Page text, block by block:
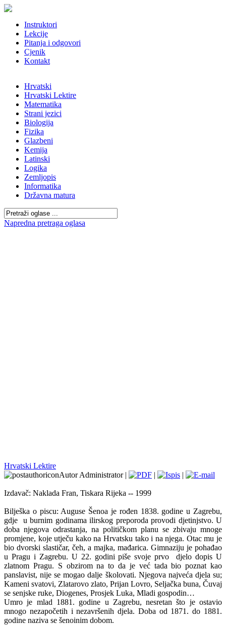
Instruktori
Lekcije
Pitanja i odgovori
Cjenik
Kontakt
Hrvatski
Hrvatski Lektire
Matematika
Strani jezici
Biologija
Fizika
Glazbeni
Kemija
Latinski
Logika
Zemljopis
Informatika
Državna matura
Napredna pretraga oglasa
Hrvatski Lektire
Autor Administrator |
| |
Izdavač: Naklada Fran, Tiskara Rijeka -- 1999
Bilješka o piscu: Auguse Šenoa je rođen 1838. godine u Zagrebu,
gdje
u burnim godinama ilirskog preporoda provodi djetinjstvo. U
doba njegova odrastanja, na političkom planu se zbivaju mnoge
promjene, koje utječu kako na Hrvatsku tako i na njega. Otac mu je
bio dvorski slastičar, čeh, a majka, mađarica. Gimnaziju je pohađao
u Pragu i Zagrebu. U 22. godini piše svoje prvo
djelo dopis U
zlatnom Pragu. S obzirom na to da je već tada bio poznat kao
panslavist, nije se mogao dalje školovati. Njegova najveća djela su;
Kameni svatovi, Zlatarovo zlato, Prijan Lovro, Seljačka buna, Čuvaj
se senjske ruke, Diogenes, Prosjek Luka, Mladi gospodin…
Umro je mlad 1881. godine u Zagrebu, nesretan što je ostavio
mnogo nezapočetih i nezavršenih djela. Doba od 1871. do 1881.
godine naziva se šenoinim dobom.